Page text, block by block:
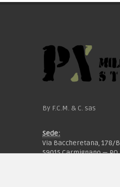
By F.C.M. & C. sas
Sede:
Via Baccheretana, 178/B
59015 Carmignano — PO